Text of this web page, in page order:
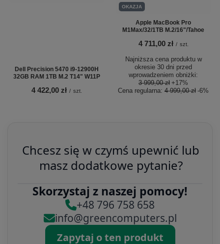
Dell Precision 5470 i9-12900H
32GB RAM 1TB M.2 T14" W11P
4 422,00 zł / szt.
OKAZJA
Apple MacBook Pro
M1Max/32/1TB M.2/16"/Tahoe
4 711,00 zł / szt.
Najniższa cena produktu w
okresie 30 dni przed
wprowadzeniem obniżki:
3 999,00 zł +17%
Cena regularna: 4 999,00 zł -6%
Chcesz się w czymś upewnić lub
masz dodatkowe pytanie?
Skorzystaj z naszej pomocy!
+48 796 758 658
info@greencomputers.pl
Zapytaj o ten produkt